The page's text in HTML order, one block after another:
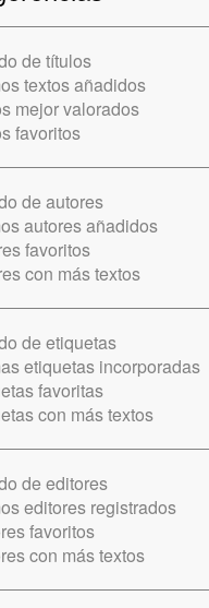
de títulos
textos añadidos
mejor valorados
favoritos
de autores
autores añadidos
favoritos
con más textos
de etiquetas
etiquetas incorporadas
favoritas
con más textos
de editores
editores registrados
favoritos
con más textos